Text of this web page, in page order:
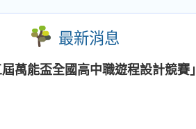
最新消息
萬能盃全國高中職遊程設計競賽」